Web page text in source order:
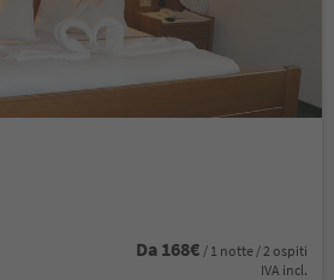
Da 168€ / 1 notte / 2 ospiti
IVA incl.